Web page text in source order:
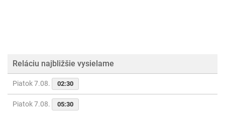
Reláciu najbližšie vysielame
Piatok 7.08. 02:30
Piatok 7.08. 05:30